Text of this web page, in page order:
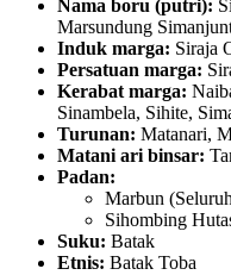
Nama boru (putri):
Marsundung
Induk marga: Siraja
Persatuan marga:
Kerabat marga:
Sinambela, Sihite,
Turunan: Matanari,
Matani ari binsar:
Padan:
Marbun
Sihombing
Suku: Batak
Etnis: Batak Toba